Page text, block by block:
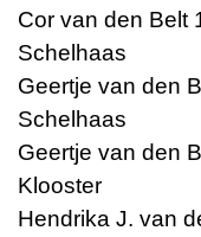
Cor van den Belt
Schelhaas
Geertje van den
Schelhaas
Geertje van den
Klooster
Hendrika J. van